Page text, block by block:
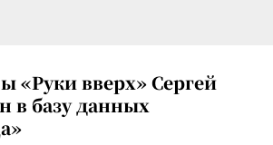
«Руки вверх» Сергей
в базу данных